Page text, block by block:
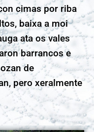
cimas por riba
baixa a moi
ata os vales
barrancos e
de
pero xeralmente